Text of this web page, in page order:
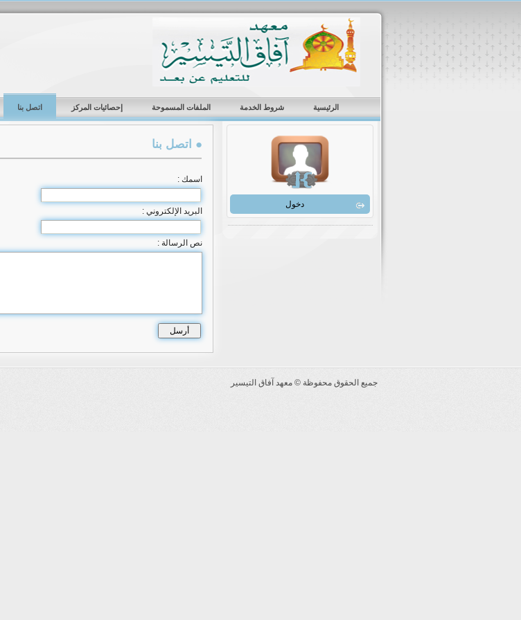
الرئيسية شروط الخدمة الملفات المسموحة إحصائيات المركز اتصل بنا
دخول
● اتصل بنا
اسمك :
البريد الإلكتروني :
نص الرسالة :
جميع الحقوق محفوظة © معهد آفاق التيسير